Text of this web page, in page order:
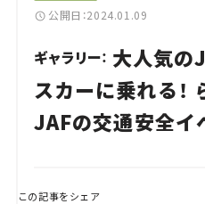
公開日：2024.01.09
ギャラリー： 大人気の
スカーに乗れる！
JAFの交通安全イ
この記事をシェア
Cars
Lifestyle
Traffic
Special